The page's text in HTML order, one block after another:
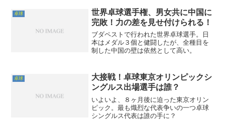
卓球
世界卓球選手権、男女共に中国に
完敗！力の差を見せ付けられる！
ブダペストで行われた世界卓球選手。日
本はメダル３個と健闘したが、全種目を
制した中国の壁は依然として高い。
卓球
大接戦！卓球東京オリンピックシ
ングルス出場選手は誰？
いよいよ、８ヶ月後に迫った東京オリン
ピック。最も熾烈な代表争いの一つ卓球
シングルス代表は誰の手に？